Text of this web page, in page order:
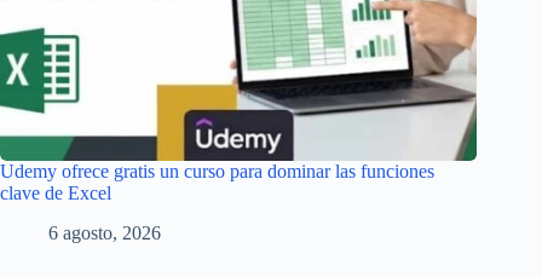
Udemy ofrece gratis un curso para dominar las funciones
clave de Excel
6 agosto, 2026